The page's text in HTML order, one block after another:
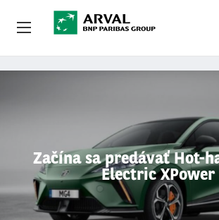
Začína sa predávať Hot-
Electric XPower
Podnikatelia
O Spoločnosti Arval
Informácie Pre Vodičov